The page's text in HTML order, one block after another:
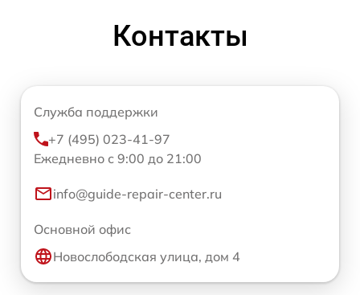
Контакты
Служба поддержки
+7 (495) 023-41-97
Ежедневно с 9:00 до 21:00
info@guide-repair-center.ru
Основной офис
Новослободская улица, дом 4